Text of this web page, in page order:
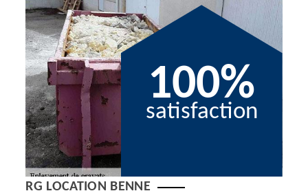
100%
satisfaction
RG LOCATION BENNE